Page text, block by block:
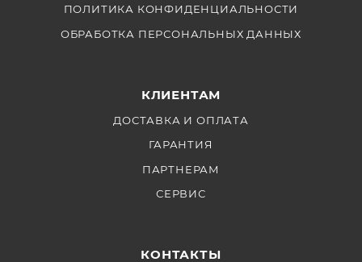
ПОЛИТИКА КОНФИДЕНЦИАЛЬНОСТИ
ОБРАБОТКА ПЕРСОНАЛЬНЫХ ДАННЫХ
КЛИЕНТАМ
ДОСТАВКА И ОПЛАТА
ГАРАНТИЯ
ПАРТНЕРАМ
СЕРВИС
КОНТАКТЫ